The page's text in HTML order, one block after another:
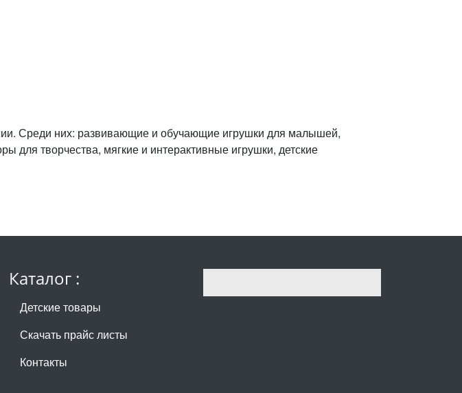
Среди них: развивающие и обучающие игрушки для малышей,
для творчества, мягкие и интерактивные игрушки, детские
Каталог :
Детские товары
Скачать прайс листы
Контакты